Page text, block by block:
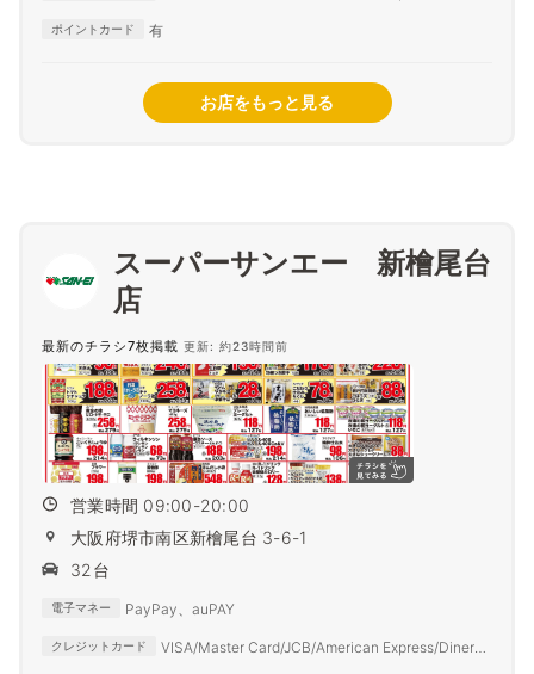
ポイントカード 有
お店をもっと見る
スーパーサンエー 新檜尾台
店
最新のチラシ7枚掲載 更新: 約23時間前
営業時間 09:00-20:00
大阪府堺市南区新檜尾台 3-6-1
32台
電子マネー PayPay、auPAY
クレジットカード
VISA/Master Card/JCB/American Express/Diners